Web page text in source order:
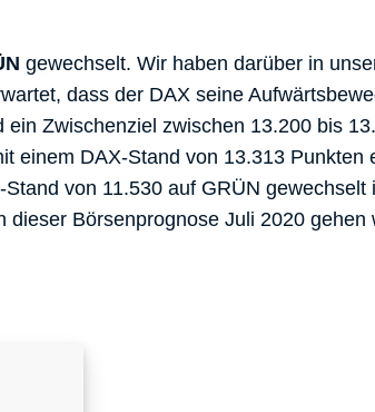
gewechselt. Wir haben darüber in
dass der DAX seine
Zwischenziel zwischen 13.200 bis
einem DAX-Stand von 13.313
von 11.530 auf GRÜN
Börsenprognose Juli 2020